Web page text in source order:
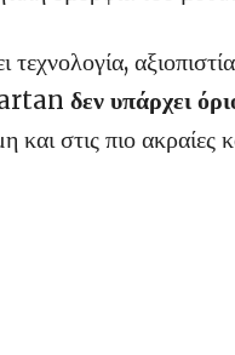
δεν υπάρχει
και στις πιο ακραίες